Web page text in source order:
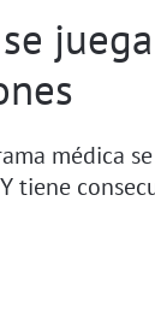
médica
tiene